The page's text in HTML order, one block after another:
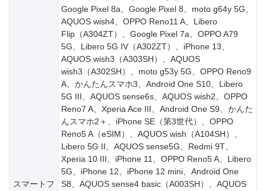
スマートフ
Google Pixel 8a、Google Pixel 8、moto g64y 5G、
AQUOS wish4、OPPO Reno11 A、Libero
Flip（A304ZT）、Google Pixel 7a、OPPO A79
5G、Libero 5G IV（A302ZT）、iPhone 13、
AQUOS wish3（A303SH）、AQUOS
wish3（A302SH）、moto g53y 5G、OPPO Reno9
A、かんたんスマホ3、Android One S10、Libero
5G III、AQUOS sense6s、AQUOS wish2、OPPO
Reno7 A、Xperia Ace III、Android One S9、かんた
んスマホ2＋、iPhone SE（第3世代）、OPPO
Reno5 A（eSIM）、AQUOS wish（A104SH）、
Libero 5G II、AQUOS sense5G、Redmi 9T、
Xperia 10 III、iPhone 11、OPPO Reno5 A、Libero
5G、iPhone 12、iPhone 12 mini、Android One
S8、AQUOS sense4 basic（A003SH）、AQUOS